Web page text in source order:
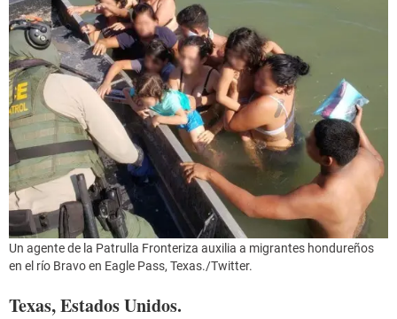
Un agente de la Patrulla Fronteriza auxilia a migrantes hondureños
en el río Bravo en Eagle Pass, Texas./Twitter.
Texas, Estados Unidos.